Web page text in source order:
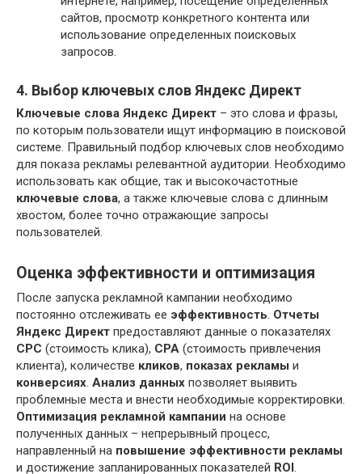
сайтов, просмотр конкретного контента или
использование определенных поисковых
запросов.
4. Выбор ключевых слов Яндекс Директ
Ключевые слова Яндекс Директ – это слова и фразы,
по которым пользователи ищут информацию в поисковой
системе. Правильный подбор ключевых слов необходимо
для показа рекламы релевантной аудитории. Необходимо
использовать как общие, так и высокочастотные
ключевые слова, а также ключевые слова с длинным
хвостом, более точно отражающие запросы
пользователей.
Оценка эффективности и оптимизация
После запуска рекламной кампании необходимо
постоянно отслеживать ее эффективность Отчеты
Яндекс Директ предоставляют данные о показателях
CPC (стоимость клика), CPA (стоимость привлечения
клиента), количестве кликов, показах рекламы и
конверсиях Анализ данных позволяет выявить
проблемные места и внести необходимые корректировки.
Оптимизация рекламной кампании на основе
полученных данных – непрерывный процесс,
направленный на повышение эффективности рекламы
и достижение запланированных показателей ROI